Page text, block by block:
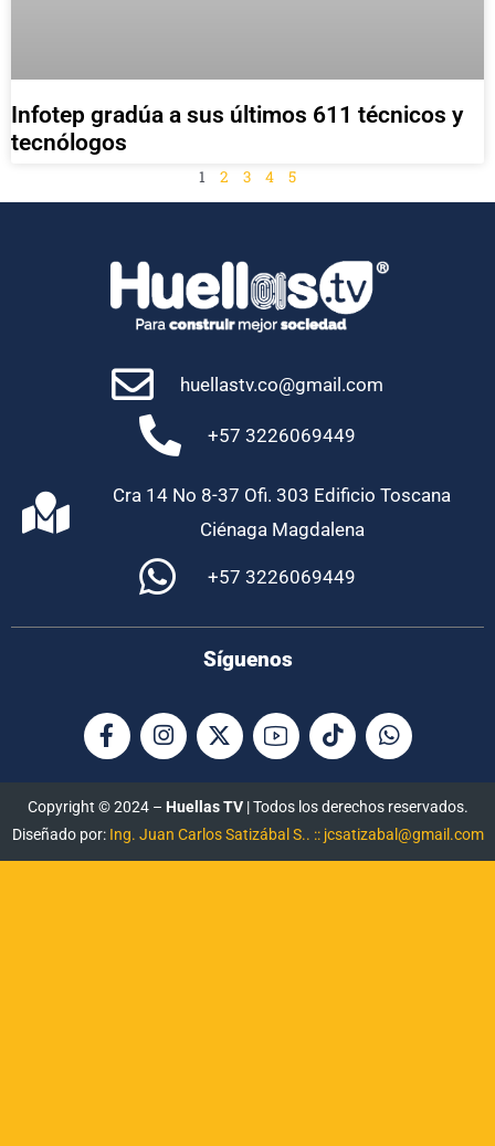
Infotep gradúa a sus últimos 611 técnicos y
tecnólogos
1 2 3 4 5
huellastv.co@gmail.com
+57 3226069449
Cra 14 No 8-37 Ofi. 303 Edificio Toscana
Ciénaga Magdalena
+57 3226069449
Síguenos
Copyright © 2024 – Huellas TV| Todos los derechos reservados.
Diseñado por: Ing. Juan Carlos Satizábal S.. :: jcsatizabal@gmail.com